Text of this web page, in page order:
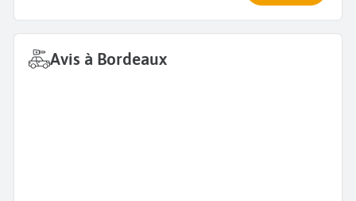
Avis à Bordeaux